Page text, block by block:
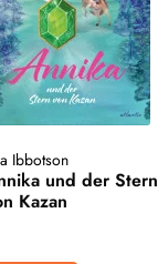
Ibbotson
und der Stern
Kazan